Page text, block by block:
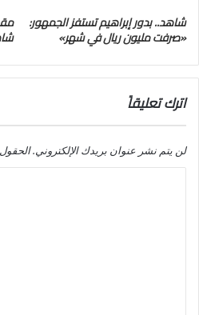
شاهد.. بدور إبراهيم تستفز الجمهور:
«صرفت مليون ريال في شهر»
اترك تعليقاً
لن يتم نشر عنوان بريدك الإلكتروني.الحقول